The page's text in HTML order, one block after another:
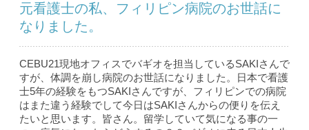
元看護士の私、フィリピン病院のお世話に
なりました。
CEBU21現地オフィスでバギオを担当しているSAKIさんで
すが、体調を崩し病院のお世話になりました。日本で看護
士5年の経験をもつSAKIさんですが、フィリピンでの病院
はまた違う経験でして今日はSAKIさんからの便りを伝え
たいと思います。皆さん。留学していて気になる事の一